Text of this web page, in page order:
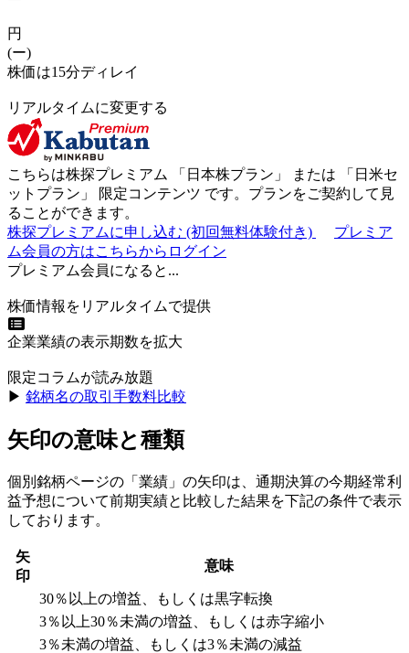
円
(ー)
株価は15分ディレイ
リアルタイムに変更する
こちらは株探プレミアム 「 日本株プラン 」 または 「 日米セ
ットプラン 」 限定コンテンツ です。プランをご契約して見
ることができます。
株探プレミアムに申し込む (初回無料体験付き)
プレミア
ム会員の方はこちらからログイン
プレミアム会員になると...
株価情報をリアルタイムで提供
企業業績の表示期数を拡大
限定コラムが読み放題
▶︎ 銘柄名の取引手数料比較
矢印の意味と種類
個別銘柄ページの「業績」の矢印は、通期決算の今期経常利
益予想について前期実績と比較した結果を下記の条件で表示
しております。
矢
印
意味
30％以上の増益、もしくは黒字転換
3％以上30％未満の増益、もしくは赤字縮小
3％未満の増益、もしくは3％未満の減益